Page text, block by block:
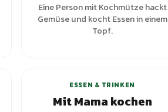
Eine Person mit Kochmütze hackt
Gemüse und kocht Essen in einem
Topf.
ESSEN & TRINKEN
Mit Mama kochen